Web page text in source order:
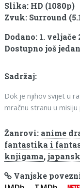
Slika: HD (1080p)
Zvuk: Surround
Dodano: 1. veljače
Dostupno još
Sadržaj:
Dok je njihov svijet u
mračnu stranu u
Žanrovi: anime
fantastika i
knjigama,
Vanjske